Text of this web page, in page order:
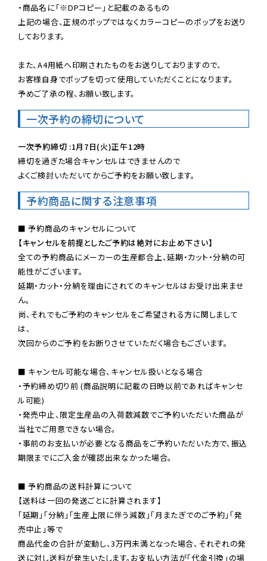
・商品名に「※DPコピー」と記載のあるもの
上記の場合、正規のポップではなくカラーコピーのポップをお送り
しております。
また、A4用紙へ印刷されたものをお送りしておりますので、
お客様自身でポップを切って使用していただくことになります。
予めご了承の程、お願い致します。
一次予約の締切について
一次予約締切 :1月7日(火)正午12時
締切を過ぎた場合キャンセルはできませんので
よくご検討いただいてからご予約をお願い致します。
予約商品に関する注意事項
【キャンセルを前提としたご予約は絶対にお止め下さい】
全ての予約商品にメーカーの生産都合上、延期・カット・分納の可
能性がございます。
延期・カット・分納を理由にされてのキャンセルはお受け出来ませ
ん。
尚、それでもご予約のキャンセルをご希望される方に関しまして
は、
次回からのご予約をお断りさせていただく場合もございます。
■ キャンセル可能な場合、キャンセル扱いとなる場合
・予約締め切り前 (商品説明に記載の日時以前であればキャンセ
ル可能)
・発売中止、限定生産品の入荷数減数でご予約いただいた商品が
当社でご用意できない場合。
・事前のお支払いが必要となる商品をご予約いただいた方で、振込
期限までにご入金が確認出来なかった場合。
■ 予約商品の送料計算について
【送料は一回の発送ごとに計算されます】
「延期」「分納」「生産上限に伴う減数」「月またぎでのご予約」「発
売中止」等で
商品代金の合計が変動し、3万円未満となった場合、それぞれの発
送に対し送料が発生いたします。お支払い方法が「代金引換」の場